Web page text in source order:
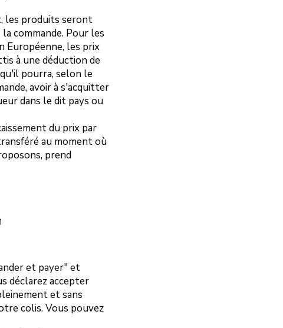
les produits seront
commande. Pour les
Européenne, les prix
à une déduction de
pourra, selon le
avoir à s'acquitter
dans le dit pays ou
du prix par
au moment où
prend
et payer" et
déclarez accepter
et sans
colis. Vous pouvez